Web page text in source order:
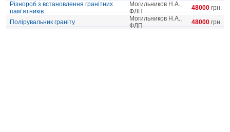
Різнороб з встановлення гранітних
пам’ятників
Могильников Н.А.,
ФЛП
48000 грн.
Полірувальник граніту
Могильников Н.А.,
ФЛП
48000 грн.